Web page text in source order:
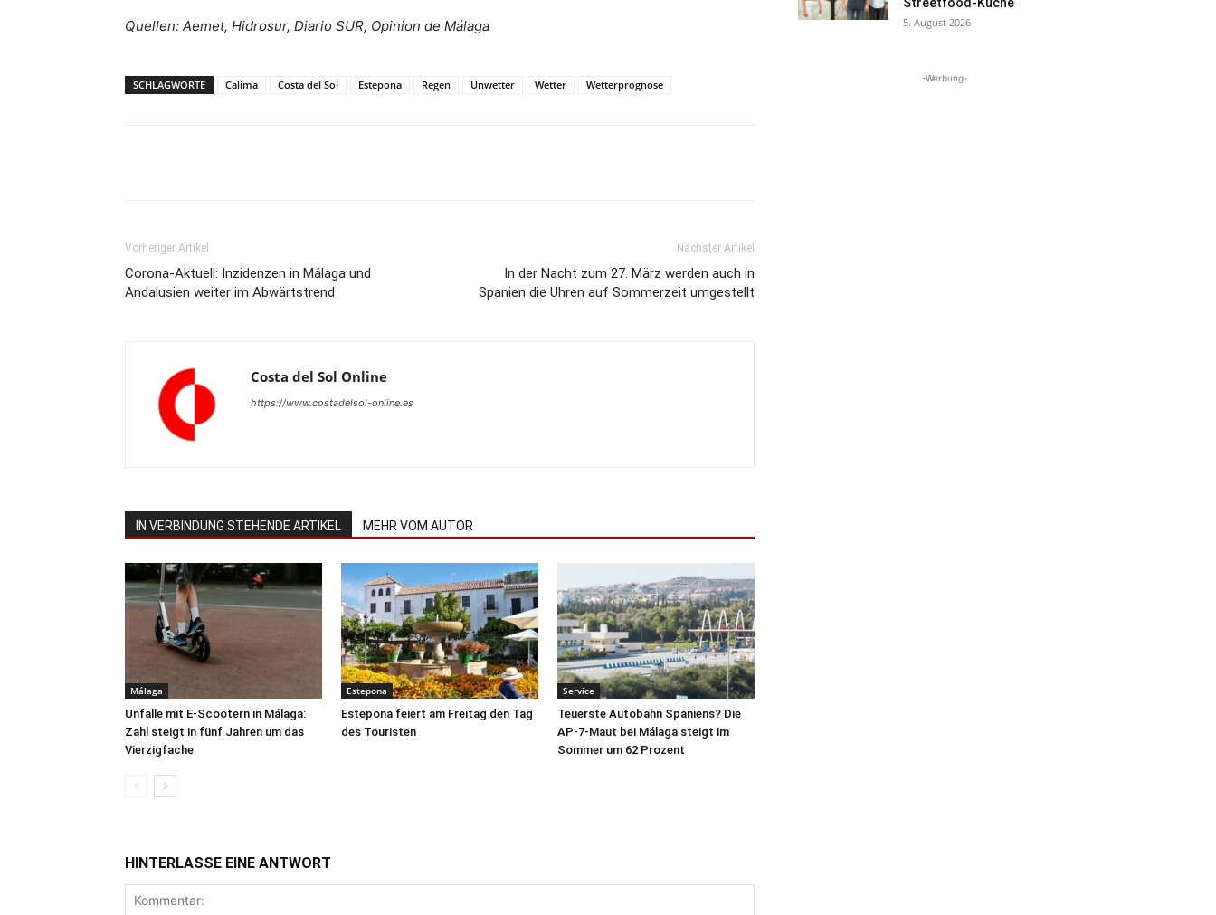
Quellen: Aemet, Hidrosur, Diario SUR, Opinion de Málaga
SCHLAGWORTE Calima Costa del Sol Estepona Regen Unwetter Wetter Wetterprognose
Vorheriger Artikel
Corona-Aktuell: Inzidenzen in Málaga und
Andalusien weiter im Abwärtstrend
Nächster Artikel
In der Nacht zum 27. März werden auch in
Spanien die Uhren auf Sommerzeit umgestellt
Costa del Sol Online
https://www.costadelsol-online.es
IN VERBINDUNG STEHENDE ARTIKEL MEHR VOM AUTOR
Málaga
Unfälle mit E-Scootern in Málaga:
Zahl steigt in fünf Jahren um das
Vierzigfache
Estepona
Estepona feiert am Freitag den Tag
des Touristen
Service
Teuerste Autobahn Spaniens? Die
AP-7-Maut bei Málaga steigt im
Sommer um 62 Prozent
HINTERLASSE EINE ANTWORT
5. August 2026
-Werbung-